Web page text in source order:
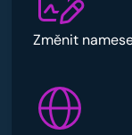
Změnit